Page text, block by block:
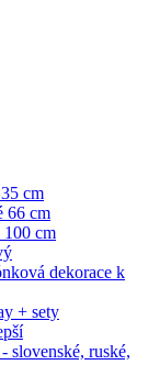
cm
66 cm
100 cm
dekorace k
+ sety
slovenské, ruské,